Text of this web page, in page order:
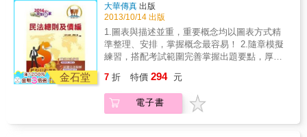
金石堂
大華傳真 出版
2013/10/14 出版
1.圖表與描述並重，重要概念均以圖表方式精
準整理、安排，掌握概念最容易！ 2.隨章模擬
練習，搭配考試範圍完善掌握出題要點，厚植
新進階與基礎考前衝刺題型，準備、複習一次
到位！
7 折 特價 294 元
電子書